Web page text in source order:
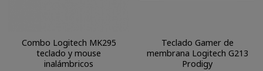
Combo Logitech MK295
teclado y mouse
inalámbricos
Teclado Gamer de
membrana Logitech G213
Prodigy